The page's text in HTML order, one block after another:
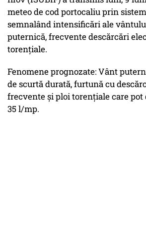
meteo de cod portocaliu prin
semnalând intensificări ale
puternică, frecvente descărcări
torențiale.
Fenomene prognozate: Vânt
de scurtă durată, furtună cu
frecvente și ploi torențiale care pot
35 l/mp.